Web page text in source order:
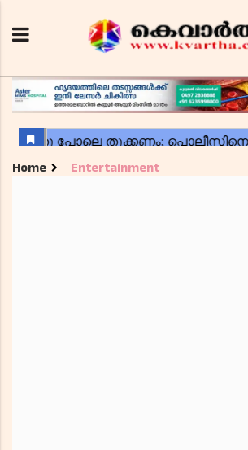
Home Entertainment